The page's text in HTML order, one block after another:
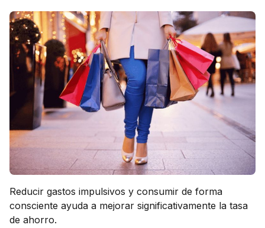
Reducir gastos impulsivos y consumir de forma
consciente ayuda a mejorar significativamente la tasa
de ahorro.